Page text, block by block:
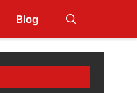
Blog